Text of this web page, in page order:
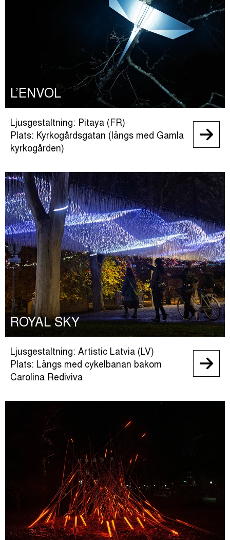
L’ENVOL
Ljusgestaltning: Pitaya (FR)
Plats: Kyrkogårdsgatan (längs med Gamla
kyrkogården)
ROYAL SKY
Ljusgestaltning: Artistic Latvia (LV)
Plats: Längs med cykelbanan bakom
Carolina Rediviva